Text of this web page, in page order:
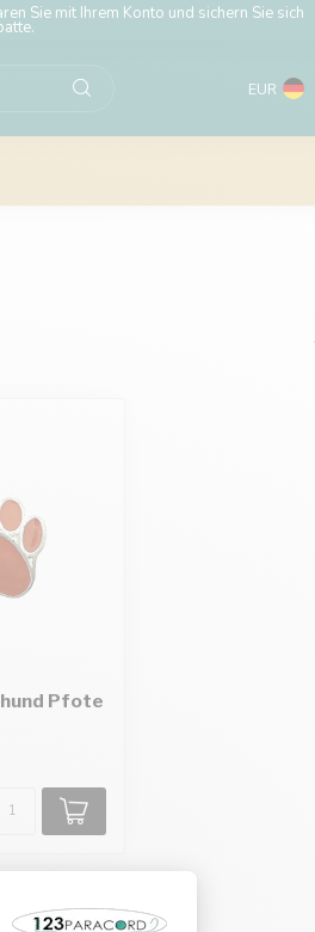
Sie mit Ihrem Konto und sichern Sie sich
EUR
Pfote